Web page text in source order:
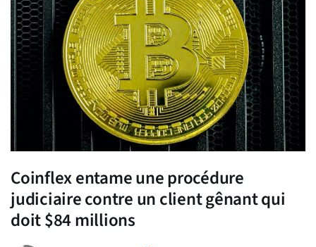
Coinflex entame une procédure
judiciaire contre un client gênant qui
doit $84 millions